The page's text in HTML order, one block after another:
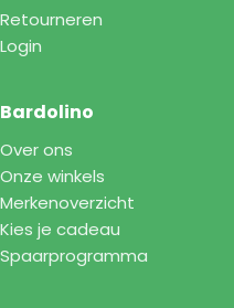
Retourneren
Login
Bardolino
Over ons
Onze winkels
Merkenoverzicht
Kies je cadeau
Spaarprogramma